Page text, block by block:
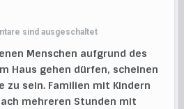
sind ausgeschaltet
Menschen aufgrund des
Haus gehen dürfen, scheinen
zu sein. Familien mit Kindern
mehreren Stunden mit